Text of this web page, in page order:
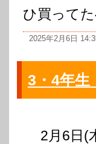
ひ買って
2025年2月6日
3・4年
2月6日(